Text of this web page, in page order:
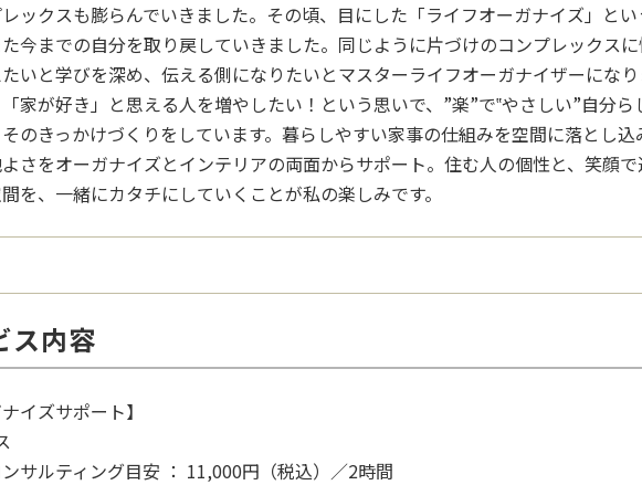
ックスも膨らんでいきました。その頃、目にした「ライフオーガナイズ」と
今までの自分を取り戻していきました。同じように片づけのコンプレックス
いと学びを深め、伝える側になりたいとマスターライフオーガナイザーにな
家が好き」と思える人を増やしたい！という思いで、”楽”で‟やさしい”自分
のきっかけづくりをしています。暮らしやすい家事の仕組みを空間に落とし
さをオーガナイズとインテリアの両面からサポート。住む人の個性と、笑顔
を、一緒にカタチにしていくことが私の楽しみです。
ス内容
ナイズサポート】
ンサルティング目安 ： 11,000円（税込）／2時間